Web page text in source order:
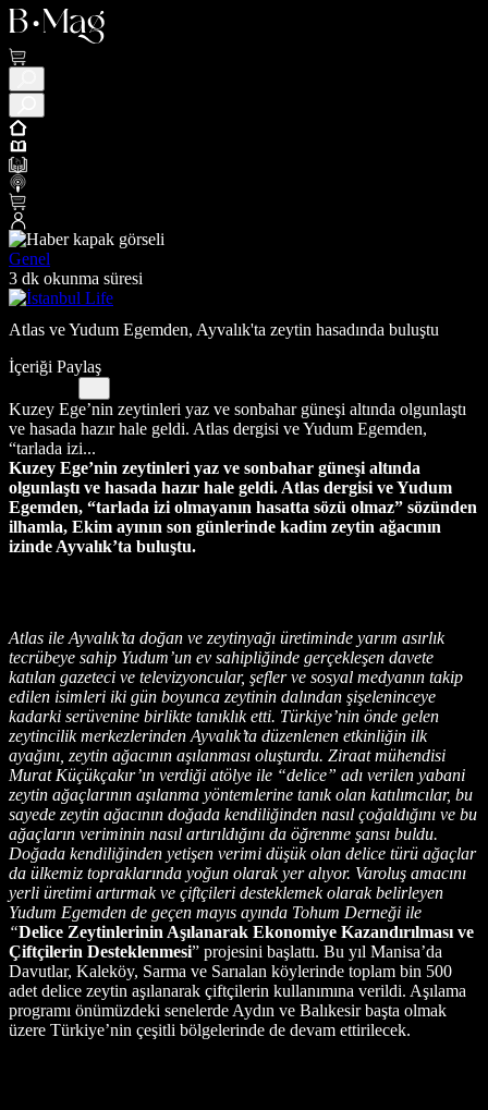
Genel
3 dk okunma süresi
Atlas ve Yudum Egemden, Ayvalık'ta zeytin hasadında buluştu
İçeriği Paylaş
Kuzey Ege’nin zeytinleri yaz ve sonbahar güneşi altında olgunlaştı
ve hasada hazır hale geldi. Atlas dergisi ve Yudum Egemden,
“tarlada izi...
Kuzey Ege’nin zeytinleri yaz ve sonbahar güneşi altında
olgunlaştı ve hasada hazır hale geldi. Atlas dergisi ve Yudum
Egemden, “tarlada izi olmayanın hasatta sözü olmaz” sözünden
ilhamla, Ekim ayının son günlerinde kadim zeytin ağacının
izinde Ayvalık’ta buluştu.
Atlas ile Ayvalık’ta doğan ve zeytinyağı üretiminde yarım asırlık
tecrübeye sahip Yudum’un ev sahipliğinde gerçekleşen davete
katılan gazeteci ve televizyoncular, şefler ve sosyal medyanın takip
edilen isimleri iki gün boyunca zeytinin dalından şişeleninceye
kadarki serüvenine birlikte tanıklık etti. Türkiye’nin önde gelen
zeytincilik merkezlerinden Ayvalık’ta düzenlenen etkinliğin ilk
ayağını, zeytin ağacının aşılanması oluşturdu. Ziraat mühendisi
Murat Küçükçakır’ın verdiği atölye ile “delice” adı verilen yabani
zeytin ağaçlarının aşılanma yöntemlerine tanık olan katılımcılar, bu
sayede zeytin ağacının doğada kendiliğinden nasıl çoğaldığını ve bu
ağaçların veriminin nasıl artırıldığını da öğrenme şansı buldu.
Doğada kendiliğinden yetişen verimi düşük olan delice türü ağaçlar
da ülkemiz topraklarında yoğun olarak yer alıyor. Varoluş amacını
yerli üretimi artırmak ve çiftçileri desteklemek olarak belirleyen
Yudum Egemden de geçen mayıs ayında Tohum Derneği ile
“Delice Zeytinlerinin Aşılanarak Ekonomiye Kazandırılması ve
Çiftçilerin Desteklenmesi” projesini başlattı. Bu yıl Manisa’da
Davutlar, Kaleköy, Sarma ve Sarıalan köylerinde toplam bin 500
adet delice zeytin aşılanarak çiftçilerin kullanımına verildi. Aşılama
programı önümüzdeki senelerde Aydın ve Balıkesir başta olmak
üzere Türkiye’nin çeşitli bölgelerinde de devam ettirilecek.